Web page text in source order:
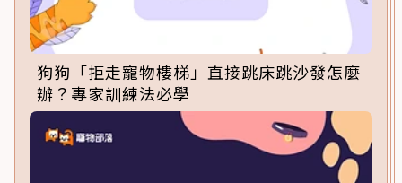
狗狗「拒走寵物樓梯」直接跳床跳沙發怎麼
辦？專家訓練法必學